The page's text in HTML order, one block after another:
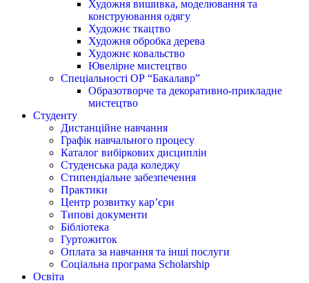
Художня вишивка, моделювання та
конструювання одягу
Художнє ткацтво
Художня обробка дерева
Художнє ковальство
Ювелірне мистецтво
Спеціальності ОР “Бакалавр”
Образотворче та декоративно-прикладне
мистецтво
Студенту
Дистанційне навчання
Графік навчального процесу
Каталог вибіркових дисциплін
Студенська рада коледжу
Стипендіальне забезпечення
Практики
Центр розвитку кар’єри
Типові документи
Бібліотека
Гуртожиток
Оплата за навчання та інші послуги
Соціальна програма Scholarship
Освіта